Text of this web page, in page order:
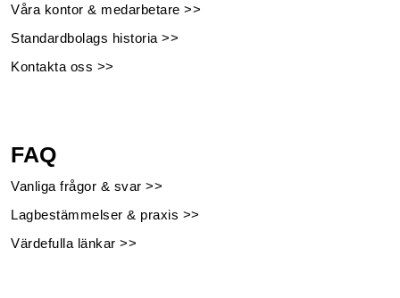
Våra kontor & medarbetare >>
Standardbolags historia >>
Kontakta oss >>
FAQ
Vanliga frågor & svar >>
Lagbestämmelser & praxis >>
Värdefulla länkar >>